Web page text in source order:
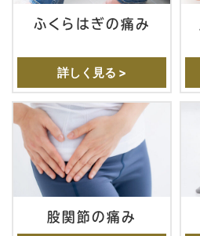
ふくらはぎの痛み
詳しく見る >
股関節の痛み